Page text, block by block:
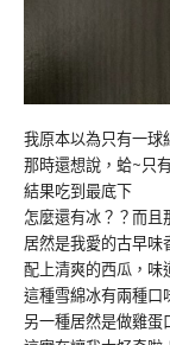
我原本以為只有一球
那時還想說，蛤~只
結果吃到最底下
怎麼還有冰？？而
居然是我愛的古早味
配上清爽的西瓜，味
這種雪綿冰有兩種口
另一種居然是做雞蛋